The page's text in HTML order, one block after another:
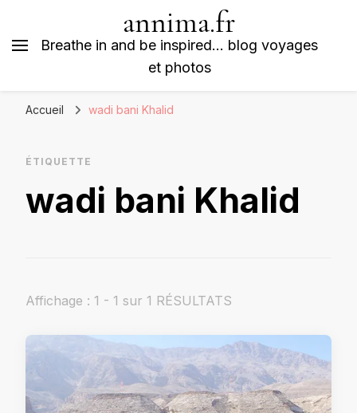
annima.fr
Breathe in and be inspired… blog voyages
et photos
Accueil wadi bani Khalid
ÉTIQUETTE
wadi bani Khalid
Affichage : 1 - 1 sur 1 RÉSULTATS